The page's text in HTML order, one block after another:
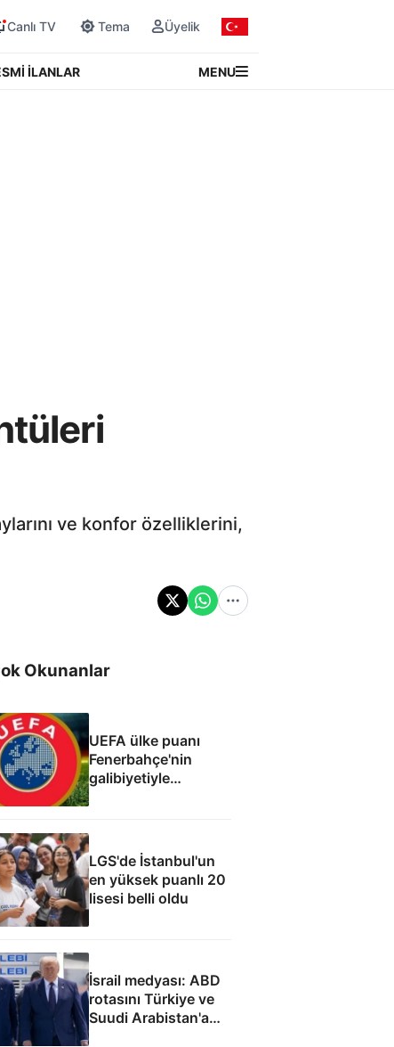
Canlı TV Tema Üyelik
İLANLAR MENU
ve konfor özelliklerini,
Okunanlar
UEFA ülke puanı
Fenerbahçe'nin
galibiyetiyle
güncellendi
LGS'de İstanbul'un
en yüksek puanlı 20
lisesi belli oldu
İsrail medyası: ABD
rotasını Türkiye ve
Suudi Arabistan'a
çevirdi